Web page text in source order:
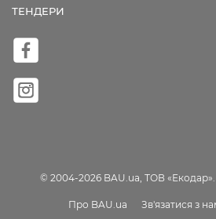
ТЕНДЕРИ
© 2004-2026 BAU.ua, ТОВ «Екодар».
Про BAU.ua Зв'язатися з